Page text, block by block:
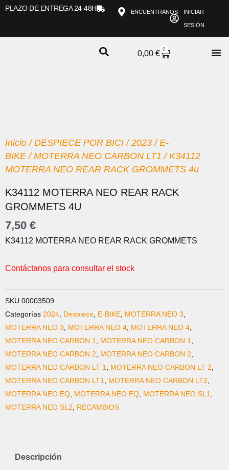
PLAZO DE ENTREGA 24-48H ENCUENTRANOS INICIAR
SESIÓN
0,00€
0
CARRITO
Inicio /DESPIECE POR BICI /2023 /E-
BIKE /MOTERRA NEO CARBON LT1 / K34112
MOTERRA NEO REAR RACK GROMMETS 4u
K34112 MOTERRA NEO REAR RACK
GROMMETS 4U
7,50 €
K34112 MOTERRA NEO REAR RACK GROMMETS
Contáctanos para consultar el stock
SKU 00003509
Categorías 2024 Despiece E-BIKE MOTERRA NEO 3
MOTERRA NEO 3
MOTERRA NEO 4 MOTERRA NEO 4
MOTERRA NEO CARBON 1
MOTERRA NEO CARBON 1
MOTERRA NEO CARBON 2
MOTERRA NEO CARBON 2
MOTERRA NEO CARBON LT 1
MOTERRA NEO CARBON LT 2
MOTERRA NEO CARBON LT1
MOTERRA NEO CARBON LT2
MOTERRA NEO EQ MOTERRA NEO EQ MOTERRA NEO SL1
MOTERRA NEO SL2
RECAMBIOS
Descripción